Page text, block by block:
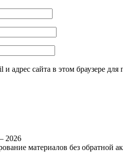
и адрес сайта в этом браузере
2026
материалов без обратной